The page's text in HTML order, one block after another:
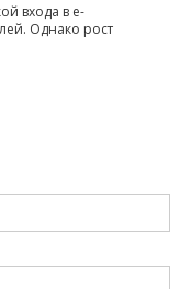
входа в e-
Однако рост